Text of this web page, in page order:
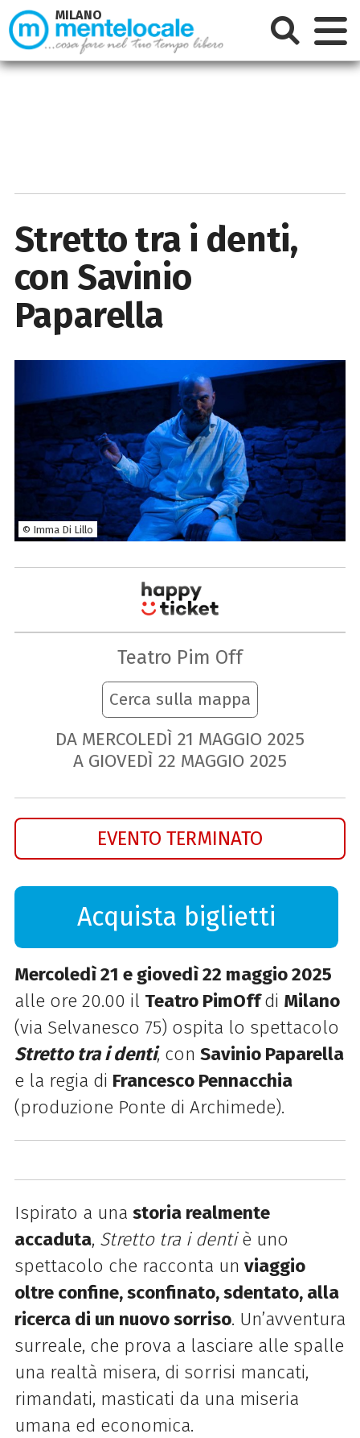
Stretto tra i denti,
con Savinio
Paparella
© Imma Di Lillo
Teatro Pim Off
Cerca sulla mappa
DA MERCOLEDÌ 21 MAGGIO 2025
A GIOVEDÌ 22 MAGGIO 2025
EVENTO TERMINATO
Acquista biglietti
Mercoledì 21 e giovedì 22 maggio 2025
alle ore 20.00 il Teatro PimOffdi Milano
(via Selvanesco 75) ospita lo spettacolo
Stretto tra i denti, con Savinio Paparella
e la regia di Francesco Pennacchia
(produzione Ponte di Archimede).
Ispirato a una storia realmente
accaduta, Stretto tra i dentiè uno
spettacolo che racconta un viaggio
oltre confine, sconfinato, sdentato, alla
ricerca di un nuovo sorriso. Un’avventura
surreale, che prova a lasciare alle spalle
una realtà misera, di sorrisi mancati,
rimandati, masticati da una miseria
umana ed economica.
MILANO